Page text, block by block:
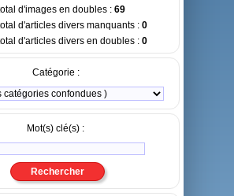
d'images en doubles : 69
d'articles divers manquants : 0
d'articles divers en doubles : 0
Catégorie :
Mot(s) clé(s) :